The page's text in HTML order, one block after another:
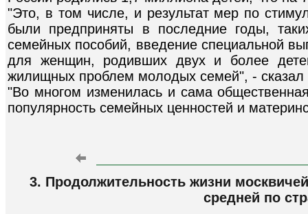
"Это, в том числе, и результат мер по
были предприняты в последние годы,
семейных пособий, введение специальной
для женщин, родивших двух и более
жилищных проблем молодых семей", - сказал
"Во многом изменилась и сама
популярность семейных ценностей и
3. Продолжительность жизни
средней по